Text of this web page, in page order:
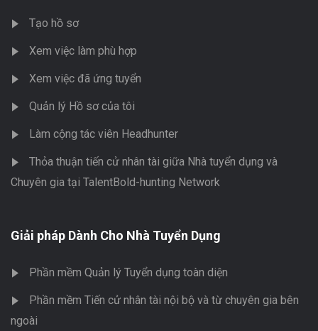
Tạo hồ sơ
Xem việc làm phù hợp
Xem việc đã ứng tuyển
Quản lý Hồ sơ của tôi
Làm cộng tác viên Headhunter
Thỏa thuận tiến cử nhân tài giữa Nhà tuyển dụng và
Chuyên gia tại TalentBold-hunting Network
Giải pháp Dành Cho Nhà Tuyển Dụng
Phần mềm Quản lý Tuyển dụng toàn diện
Phần mềm Tiến cử nhân tài nội bộ và từ chuyên gia bên
ngoài